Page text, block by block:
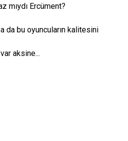
mıydı Ercüment?
da bu oyuncuların kalitesini
aksine...